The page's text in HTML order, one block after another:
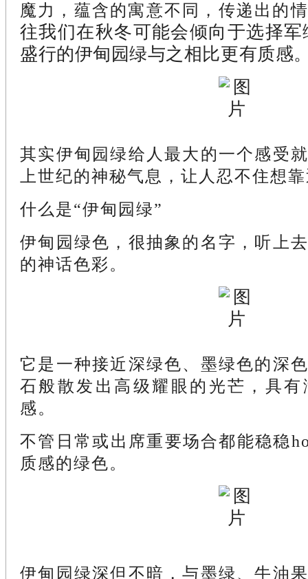
魔力，蕴含的寓意不同，传递出的
往我们在秋冬可能会倾向于选择
盛行的伊甸园绿与之相比更有质感
其实伊甸园绿给人最大的一个感受
上世纪的神秘气息，让人忍不住想
什么是“伊甸园绿”
伊甸园绿色，很抽象的名字，听上
的神话色彩。
它是一种接近深绿色、墨绿色的深
石般散发出高级耀眼的光芒，具
感。
不管日常或出席重要场合都能稳稳
质感的绿色。
伊甸园绿深但不暗，与墨绿、牛油